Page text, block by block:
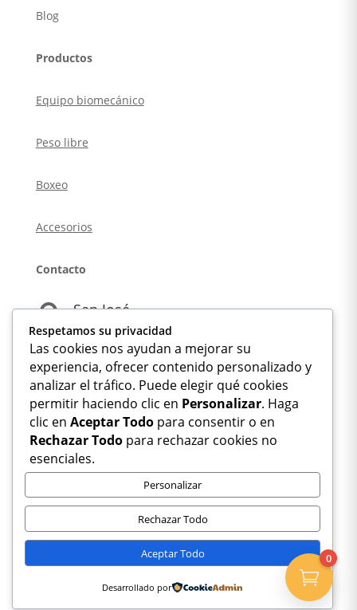
Blog
Productos
Equipo biomecánico
Peso libre
Boxeo
Accesorios
Contacto
 San José
 +506 6116-0509
 info@boxyfitness.com
«El esfuerzo de hoy es la fuerza de mañana»
2025 Box&Fitness JK Todos los derechos reservados
Respetamos su privacidad
Las cookies nos ayudan a mejorar su
experiencia, ofrecer contenido personalizado y
analizar el tráfico. Puede elegir qué cookies
permitir haciendo clic en Personalizar. Haga
clic en Aceptar Todo para consentir o en
Rechazar Todo para rechazar cookies no
esenciales.
Personalizar
Rechazar Todo
Aceptar Todo
Desarrollado por 
0